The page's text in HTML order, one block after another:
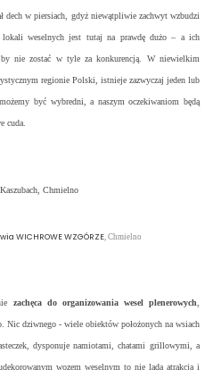
dech w piersiach, gdyż niewątpliwie zachwyt wzbudzi
lokali weselnych jest tutaj na prawdę dużo – a ich
by nie zostać w tyle za konkurencją. W niewielkim
regionie Polski, istnieje zazwyczaj jeden lub
być wybredni, a naszym oczekiwaniom będą
cuda.
WICHROWE WZGÓRZE, Chmielno
zachęca do organizowania wesel plenerowych
Nic dziwnego - wiele obiektów położonych na wsiach
dysponuje namiotami, chatami grillowymi, a
wozem weselnym to nie lada atrakcja i